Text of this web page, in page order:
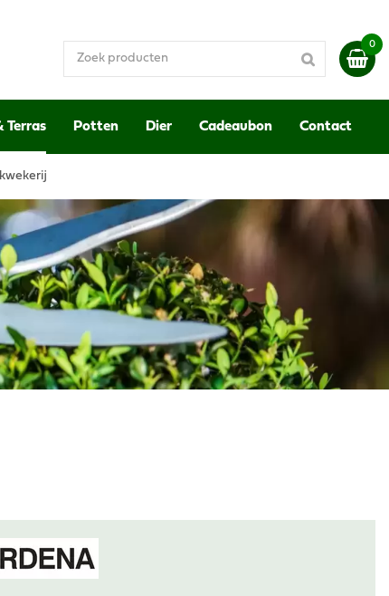
Terras Potten Dier Cadeaubon Contact